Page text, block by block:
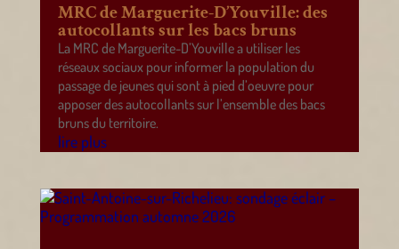
MRC de Marguerite-D’Youville: des
autocollants sur les bacs bruns
La MRC de Marguerite-D’Youville a utiliser les
réseaux sociaux pour informer la population du
passage de jeunes qui sont à pied d’oeuvre pour
apposer des autocollants sur l’ensemble des bacs
bruns du territoire.
lire plus